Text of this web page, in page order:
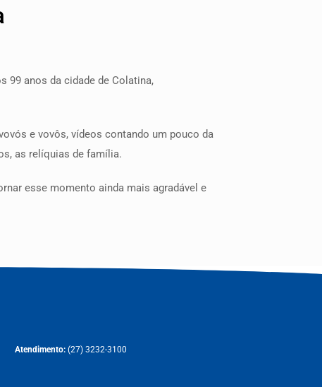
99 anos da cidade de Colatina,
e vovôs, vídeos contando um pouco da
as relíquias de família.
esse momento ainda mais agradável e
Atendimento: (27) 3232-3100